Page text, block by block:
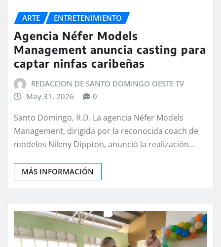
ARTE ENTRETENIMIENTO
Agencia Néfer Models
Management anuncia casting para
captar ninfas caribeñas
REDACCION DE SANTO DOMINGO OESTE TV
May 31, 2026
0
Santo Domingo, R.D. La agencia Néfer Models
Management, dirigida por la reconocida coach de
modelos Nileny Dippton, anunció la realización…
MÁS INFORMACIÓN